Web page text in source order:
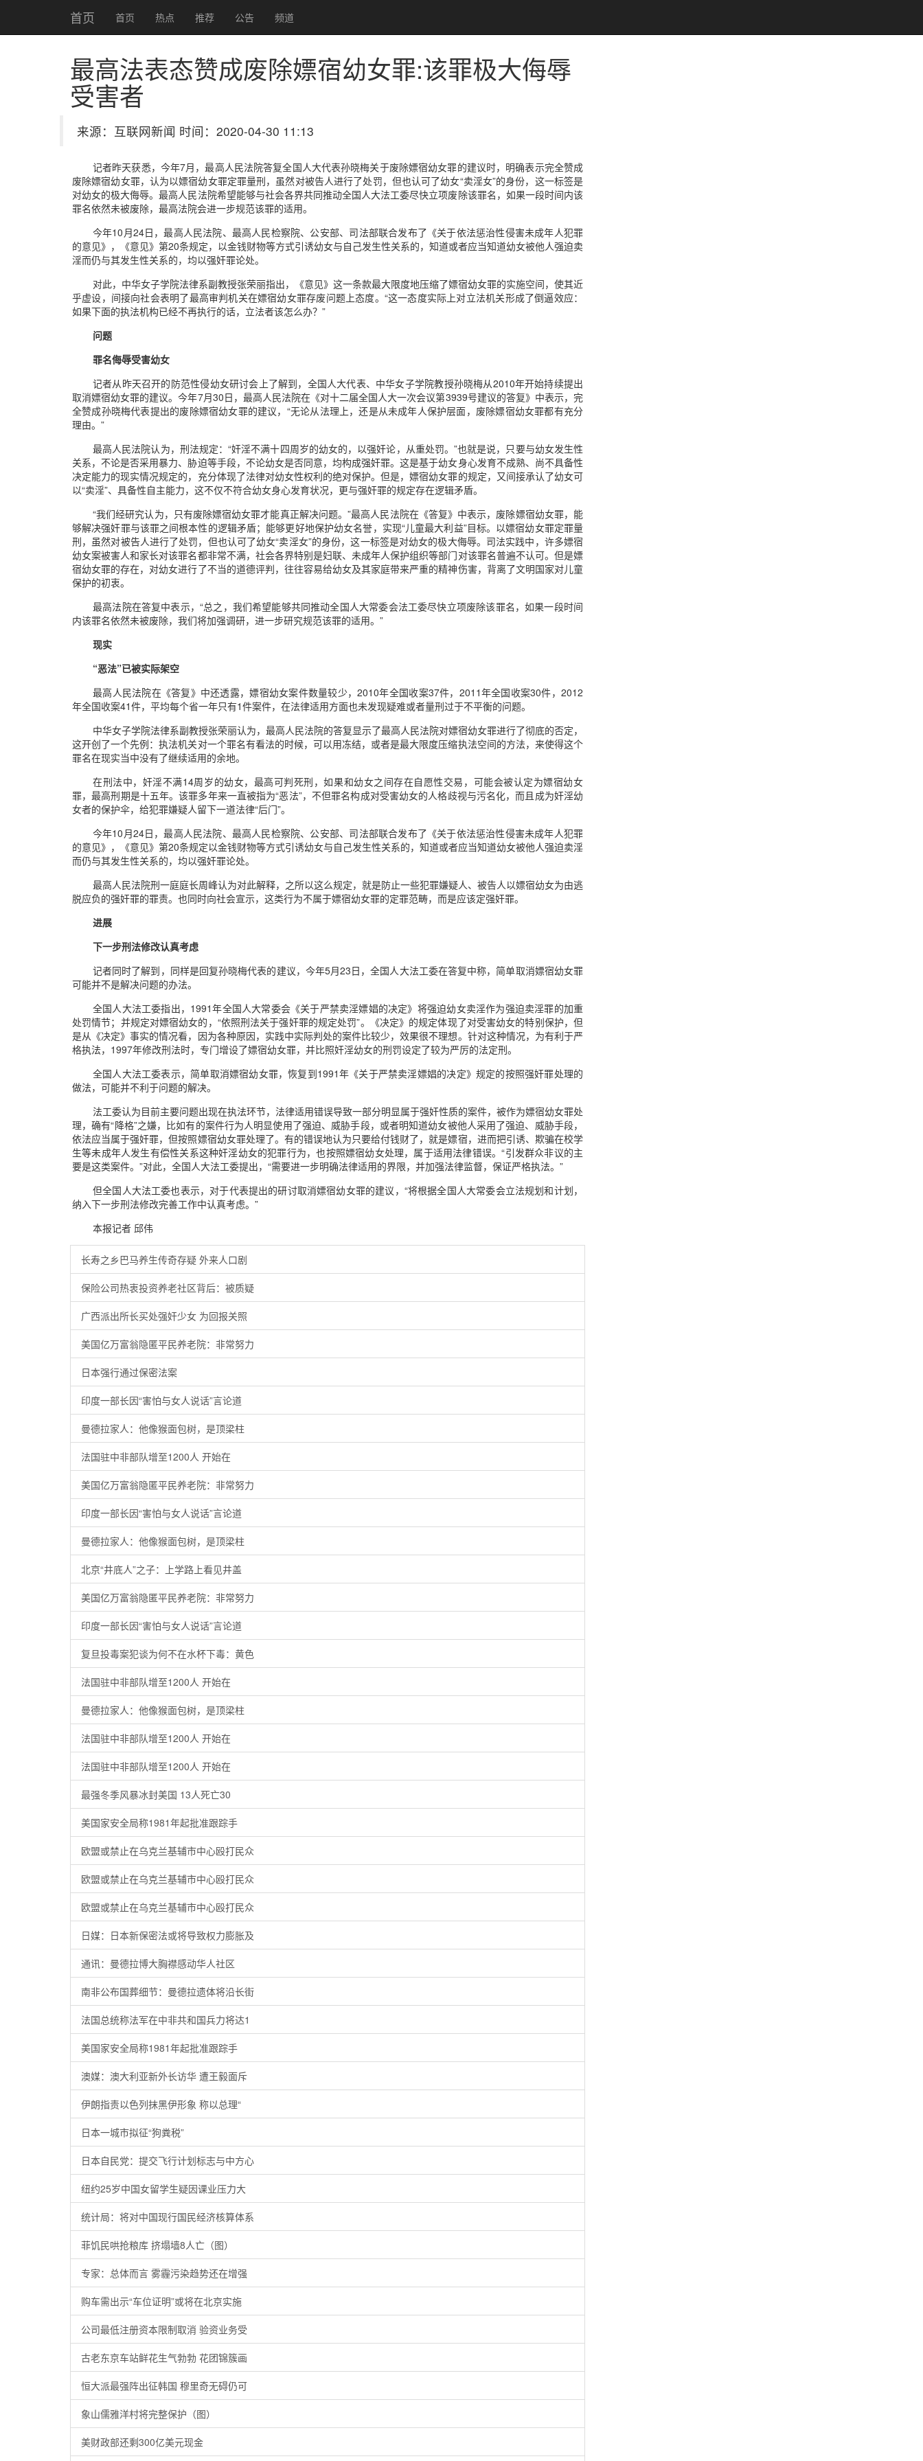
首页 首页 热点 推荐 公告 频道
最高法表态赞成废除嫖宿幼女罪:该罪极大侮辱
受害者
来源：互联网新闻 时间：2020-04-30 11:13
记者昨天获悉，今年7月，最高人民法院答复全国人大代表孙晓梅关于废除嫖宿幼女罪的建议时，明确表示完全赞成
废除嫖宿幼女罪，认为以嫖宿幼女罪定罪量刑，虽然对被告人进行了处罚，但也认可了幼女“卖淫女”的身份，这一标签是
对幼女的极大侮辱。最高人民法院希望能够与社会各界共同推动全国人大法工委尽快立项废除该罪名，如果一段时间内该
罪名依然未被废除，最高法院会进一步规范该罪的适用。
今年10月24日，最高人民法院、最高人民检察院、公安部、司法部联合发布了《关于依法惩治性侵害未成年人犯罪
的意见》，《意见》第20条规定，以金钱财物等方式引诱幼女与自己发生性关系的，知道或者应当知道幼女被他人强迫卖
淫而仍与其发生性关系的，均以强奸罪论处。
对此，中华女子学院法律系副教授张荣丽指出，《意见》这一条款最大限度地压缩了嫖宿幼女罪的实施空间，使其近
乎虚设，间接向社会表明了最高审判机关在嫖宿幼女罪存废问题上态度。“这一态度实际上对立法机关形成了倒逼效应：
如果下面的执法机构已经不再执行的话，立法者该怎么办？”
问题
罪名侮辱受害幼女
记者从昨天召开的防范性侵幼女研讨会上了解到，全国人大代表、中华女子学院教授孙晓梅从2010年开始持续提出
取消嫖宿幼女罪的建议。今年7月30日，最高人民法院在《对十二届全国人大一次会议第3939号建议的答复》中表示，完
全赞成孙晓梅代表提出的废除嫖宿幼女罪的建议，“无论从法理上，还是从未成年人保护层面，废除嫖宿幼女罪都有充分
理由。”
最高人民法院认为，刑法规定：“奸淫不满十四周岁的幼女的，以强奸论，从重处罚。”也就是说，只要与幼女发生性
关系，不论是否采用暴力、胁迫等手段，不论幼女是否同意，均构成强奸罪。这是基于幼女身心发育不成熟、尚不具备性
决定能力的现实情况规定的，充分体现了法律对幼女性权利的绝对保护。但是，嫖宿幼女罪的规定，又间接承认了幼女可
以“卖淫”、具备性自主能力，这不仅不符合幼女身心发育状况，更与强奸罪的规定存在逻辑矛盾。
“我们经研究认为，只有废除嫖宿幼女罪才能真正解决问题。”最高人民法院在《答复》中表示，废除嫖宿幼女罪，能
够解决强奸罪与该罪之间根本性的逻辑矛盾；能够更好地保护幼女名誉，实现“儿童最大利益”目标。以嫖宿幼女罪定罪量
刑，虽然对被告人进行了处罚，但也认可了幼女“卖淫女”的身份，这一标签是对幼女的极大侮辱。司法实践中，许多嫖宿
幼女案被害人和家长对该罪名都非常不满，社会各界特别是妇联、未成年人保护组织等部门对该罪名普遍不认可。但是嫖
宿幼女罪的存在，对幼女进行了不当的道德评判，往往容易给幼女及其家庭带来严重的精神伤害，背离了文明国家对儿童
保护的初衷。
最高法院在答复中表示，“总之，我们希望能够共同推动全国人大常委会法工委尽快立项废除该罪名，如果一段时间
内该罪名依然未被废除，我们将加强调研，进一步研究规范该罪的适用。”
现实
“恶法”已被实际架空
最高人民法院在《答复》中还透露，嫖宿幼女案件数量较少，2010年全国收案37件，2011年全国收案30件，2012
年全国收案41件，平均每个省一年只有1件案件，在法律适用方面也未发现疑难或者量刑过于不平衡的问题。
中华女子学院法律系副教授张荣丽认为，最高人民法院的答复显示了最高人民法院对嫖宿幼女罪进行了彻底的否定，
这开创了一个先例：执法机关对一个罪名有看法的时候，可以用冻结，或者是最大限度压缩执法空间的方法，来使得这个
罪名在现实当中没有了继续适用的余地。
在刑法中，奸淫不满14周岁的幼女，最高可判死刑，如果和幼女之间存在自愿性交易，可能会被认定为嫖宿幼女
罪，最高刑期是十五年。该罪多年来一直被指为“恶法”，不但罪名构成对受害幼女的人格歧视与污名化，而且成为奸淫幼
女者的保护伞，给犯罪嫌疑人留下一道法律“后门”。
今年10月24日，最高人民法院、最高人民检察院、公安部、司法部联合发布了《关于依法惩治性侵害未成年人犯罪
的意见》，《意见》第20条规定以金钱财物等方式引诱幼女与自己发生性关系的，知道或者应当知道幼女被他人强迫卖淫
而仍与其发生性关系的，均以强奸罪论处。
最高人民法院刑一庭庭长周峰认为对此解释，之所以这么规定，就是防止一些犯罪嫌疑人、被告人以嫖宿幼女为由逃
脱应负的强奸罪的罪责。也同时向社会宣示，这类行为不属于嫖宿幼女罪的定罪范畴，而是应该定强奸罪。
进展
下一步刑法修改认真考虑
记者同时了解到，同样是回复孙晓梅代表的建议，今年5月23日，全国人大法工委在答复中称，简单取消嫖宿幼女罪
可能并不是解决问题的办法。
全国人大法工委指出，1991年全国人大常委会《关于严禁卖淫嫖娼的决定》将强迫幼女卖淫作为强迫卖淫罪的加重
处罚情节；并规定对嫖宿幼女的，“依照刑法关于强奸罪的规定处罚”。《决定》的规定体现了对受害幼女的特别保护，但
是从《决定》事实的情况看，因为各种原因，实践中实际判处的案件比较少，效果很不理想。针对这种情况，为有利于严
格执法，1997年修改刑法时，专门增设了嫖宿幼女罪，并比照奸淫幼女的刑罚设定了较为严厉的法定刑。
全国人大法工委表示，简单取消嫖宿幼女罪，恢复到1991年《关于严禁卖淫嫖娼的决定》规定的按照强奸罪处理的
做法，可能并不利于问题的解决。
法工委认为目前主要问题出现在执法环节，法律适用错误导致一部分明显属于强奸性质的案件，被作为嫖宿幼女罪处
理，确有“降格”之嫌，比如有的案件行为人明显使用了强迫、威胁手段，或者明知道幼女被他人采用了强迫、威胁手段，
依法应当属于强奸罪，但按照嫖宿幼女罪处理了。有的错误地认为只要给付钱财了，就是嫖宿，进而把引诱、欺骗在校学
生等未成年人发生有偿性关系这种奸淫幼女的犯罪行为，也按照嫖宿幼女处理，属于适用法律错误。“引发群众非议的主
要是这类案件。”对此，全国人大法工委提出，“需要进一步明确法律适用的界限，并加强法律监督，保证严格执法。”
但全国人大法工委也表示，对于代表提出的研讨取消嫖宿幼女罪的建议，“将根据全国人大常委会立法规划和计划，
纳入下一步刑法修改完善工作中认真考虑。”
本报记者 邱伟
长寿之乡巴马养生传奇存疑 外来人口剧
保险公司热衷投资养老社区背后：被质疑
广西派出所长买处强奸少女 为回报关照
美国亿万富翁隐匿平民养老院：非常努力
日本强行通过保密法案
印度一部长因“害怕与女人说话”言论道
曼德拉家人：他像猴面包树，是顶梁柱
法国驻中非部队增至1200人 开始在
美国亿万富翁隐匿平民养老院：非常努力
印度一部长因“害怕与女人说话”言论道
曼德拉家人：他像猴面包树，是顶梁柱
北京“井底人”之子：上学路上看见井盖
美国亿万富翁隐匿平民养老院：非常努力
印度一部长因“害怕与女人说话”言论道
复旦投毒案犯谈为何不在水杯下毒：黄色
法国驻中非部队增至1200人 开始在
曼德拉家人：他像猴面包树，是顶梁柱
法国驻中非部队增至1200人 开始在
法国驻中非部队增至1200人 开始在
最强冬季风暴冰封美国 13人死亡30
美国家安全局称1981年起批准跟踪手
欧盟或禁止在乌克兰基辅市中心殴打民众
欧盟或禁止在乌克兰基辅市中心殴打民众
欧盟或禁止在乌克兰基辅市中心殴打民众
日媒：日本新保密法或将导致权力膨胀及
通讯：曼德拉博大胸襟感动华人社区
南非公布国葬细节：曼德拉遗体将沿长街
法国总统称法军在中非共和国兵力将达1
美国家安全局称1981年起批准跟踪手
澳媒：澳大利亚新外长访华 遭王毅面斥
伊朗指责以色列抹黑伊形象 称以总理“
日本一城市拟征“狗粪税”
日本自民党：提交飞行计划标志与中方心
纽约25岁中国女留学生疑因课业压力大
统计局：将对中国现行国民经济核算体系
菲饥民哄抢粮库 挤塌墙8人亡（图）
专家：总体而言 雾霾污染趋势还在增强
购车需出示“车位证明”或将在北京实施
公司最低注册资本限制取消 验资业务受
古老东京车站鲜花生气勃勃 花团锦簇画
恒大派最强阵出征韩国 穆里奇无碍仍可
象山儒雅洋村将完整保护（图）
美财政部还剩300亿美元现金